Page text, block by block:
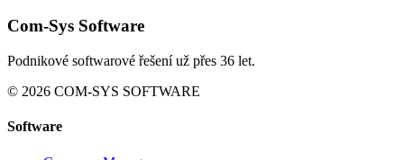
Com-Sys Software
Podnikové softwarové řešení už přes 36 let.
© 2026 COM-SYS SOFTWARE
Software